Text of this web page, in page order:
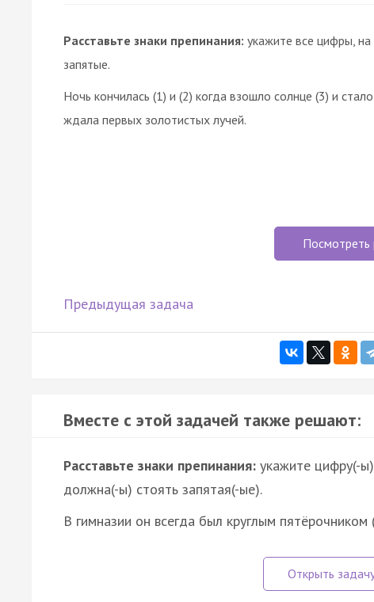
Расставьте знаки препинания: укажите все цифры,
запятые.
Ночь кончилась (1) и (2) когда взошло солнце (3) и
ждала первых золотистых лучей.
Посмотреть
Предыдущая задача
Вместе с этой задачей также решают:
Расставьте знаки препинания: укажите цифру(-
должна(-ы) стоять запятая(-ые).
В гимназии он всегда был круглым